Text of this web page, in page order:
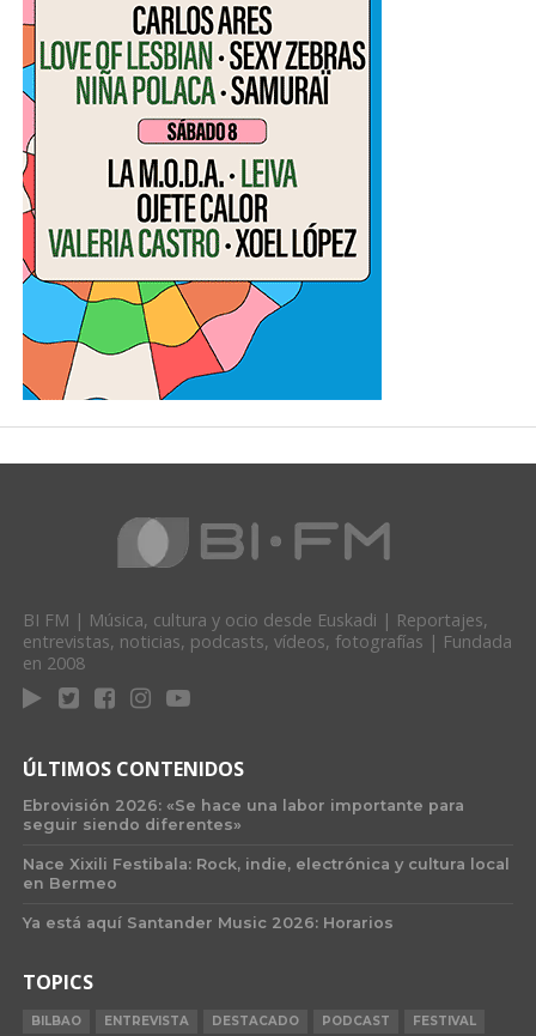
BI FM | Música, cultura y ocio desde Euskadi | Reportajes,
entrevistas, noticias, podcasts, vídeos, fotografías | Fundada
en 2008
ÚLTIMOS CONTENIDOS
Ebrovisión 2026: «Se hace una labor importante para
seguir siendo diferentes»
Nace Xixili Festibala: Rock, indie, electrónica y cultura local
en Bermeo
Ya está aquí Santander Music 2026: Horarios
TOPICS
BILBAO ENTREVISTA DESTACADO PODCAST FESTIVAL